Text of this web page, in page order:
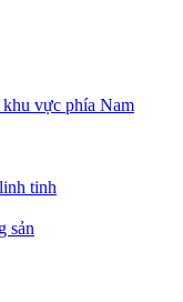
vực phía Nam
tinh
sản